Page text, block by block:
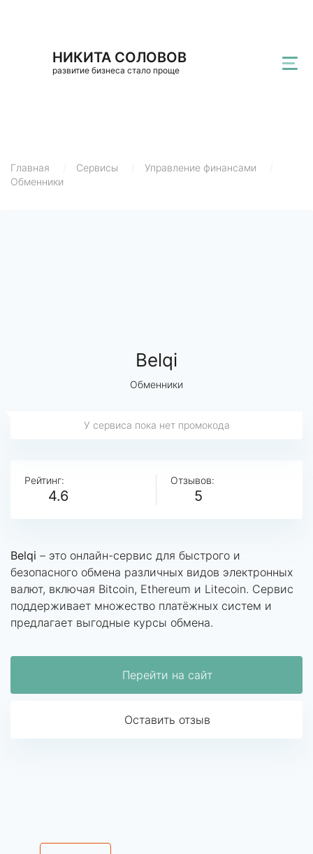
НИКИТА СОЛОВОВ
развитие бизнеса стало проще
Главная Сервисы Управление финансами
Обменники
Belqi
Обменники
У сервиса пока нет промокода
Рейтинг:
4.6
Отзывов:
5
Belqi – это онлайн-сервис для быстрого и
безопасного обмена различных видов электронных
валют, включая Bitcoin, Ethereum и Litecoin. Сервис
поддерживает множество платёжных систем и
предлагает выгодные курсы обмена.
Перейти на сайт
Оставить отзыв